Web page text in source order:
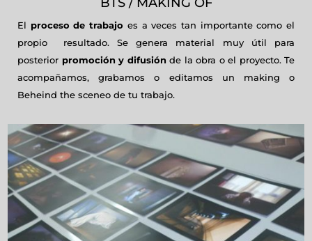
El proceso de trabajo es a veces tan importante como el
propio resultado. Se genera material muy útil para
posterior promoción y difusión de la obra o el proyecto. Te
acompañamos, grabamos o editamos un making o
Beheind the sceneo de tu trabajo.